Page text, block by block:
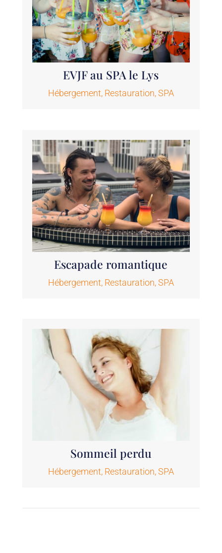
EVJF au SPA le Lys
Hébergement, Restauration,SPA
Escapade romantique
Hébergement, Restauration,SPA
Sommeil perdu
Hébergement, Restauration,SPA